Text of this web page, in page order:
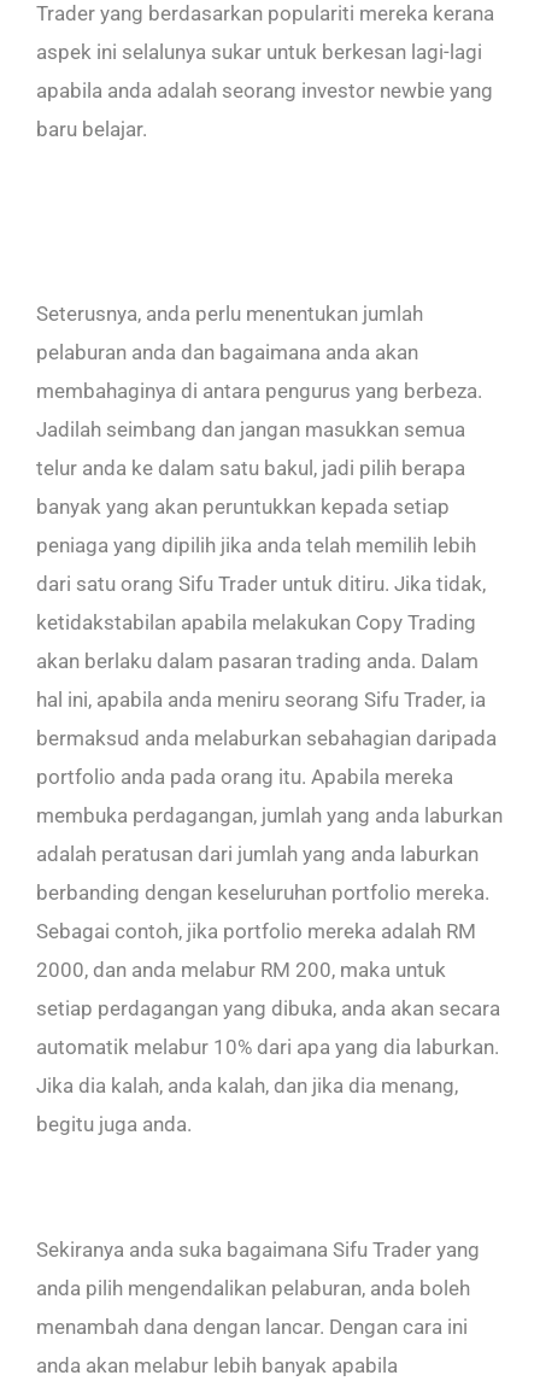
Trader yang berdasarkan populariti mereka kerana
aspek ini selalunya sukar untuk berkesan lagi-lagi
apabila anda adalah seorang investor newbie yang
baru belajar.
Seterusnya, anda perlu menentukan jumlah
pelaburan anda dan bagaimana anda akan
membahaginya di antara pengurus yang berbeza.
Jadilah seimbang dan jangan masukkan semua
telur anda ke dalam satu bakul, jadi pilih berapa
banyak yang akan peruntukkan kepada setiap
peniaga yang dipilih jika anda telah memilih lebih
dari satu orang Sifu Trader untuk ditiru. Jika tidak,
ketidakstabilan apabila melakukan Copy Trading
akan berlaku dalam pasaran trading anda. Dalam
hal ini, apabila anda meniru seorang Sifu Trader, ia
bermaksud anda melaburkan sebahagian daripada
portfolio anda pada orang itu. Apabila mereka
membuka perdagangan, jumlah yang anda laburkan
adalah peratusan dari jumlah yang anda laburkan
berbanding dengan keseluruhan portfolio mereka.
Sebagai contoh, jika portfolio mereka adalah RM
2000, dan anda melabur RM 200, maka untuk
setiap perdagangan yang dibuka, anda akan secara
automatik melabur 10% dari apa yang dia laburkan.
Jika dia kalah, anda kalah, dan jika dia menang,
begitu juga anda.
Sekiranya anda suka bagaimana Sifu Trader yang
anda pilih mengendalikan pelaburan, anda boleh
menambah dana dengan lancar. Dengan cara ini
anda akan melabur lebih banyak apabila